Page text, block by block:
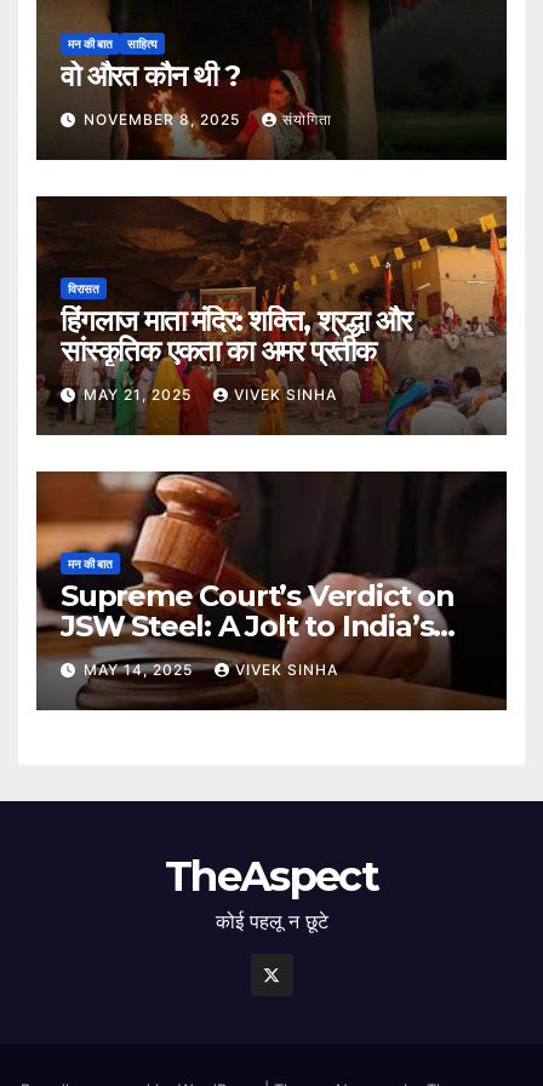
मन की बात साहित्य
वो औरत कौन थी ?
NOVEMBER 8, 2025 संयोगिता
विरासत
हिंगलाज माता मंदिर: शक्ति, श्रद्धा और
सांस्कृतिक एकता का अमर प्रतीक
MAY 21, 2025 VIVEK SINHA
मन की बात
Supreme Court’s Verdict on
JSW Steel: A Jolt to India’s
Insolvency Framework
MAY 14, 2025 VIVEK SINHA
TheAspect
कोई पहलू न छूटे